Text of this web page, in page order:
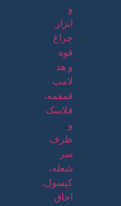
و
ابزار
چراغ
قوه
و هد
لامپ
قمقمه،
فلاسک
و
ظرف
سر
شعله،
کپسول،
اجاق